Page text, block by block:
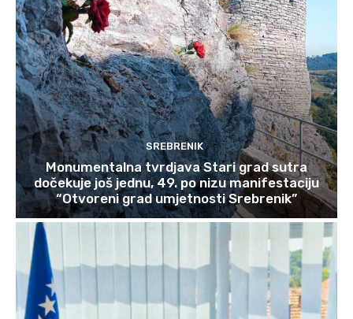
SREBRENIK
Monumentalna tvrdjava Stari grad sutra
dočekuje još jednu, 49. po nizu manifestaciju
“Otvoreni grad umjetnosti Srebrenik”